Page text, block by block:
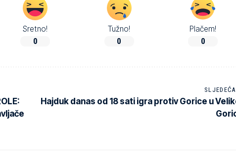
Sretno!
0
Tužno!
0
Plačem!
0
Hajduk danas od 18 sati igra protiv Gorice u